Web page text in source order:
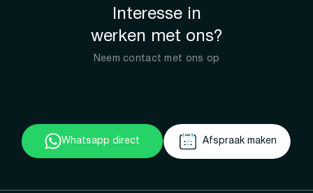
Interesse in
werken met ons?
Neem contact met ons op
Whatsapp direct Afspraak maken